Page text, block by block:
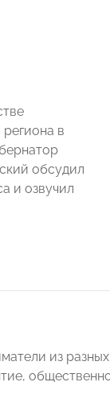
в
обсудил
и озвучил
из